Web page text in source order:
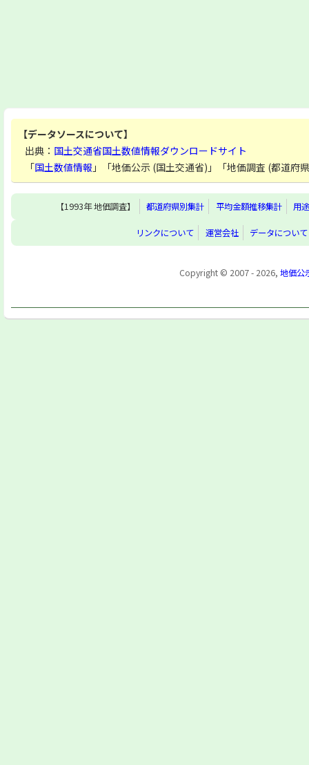
【データソースについて】
出典： 国土交通省国土数値情報ダウンロードサイト
「国土数値情報 」「地価公示 (国土交通省)」「地価調査 (都道府
【1993年 地価調査】 都道府県別集計 平均金額推移集計 用
リンクについて 運営会社 データについて
Copyright © 2007 - 2026,地価公